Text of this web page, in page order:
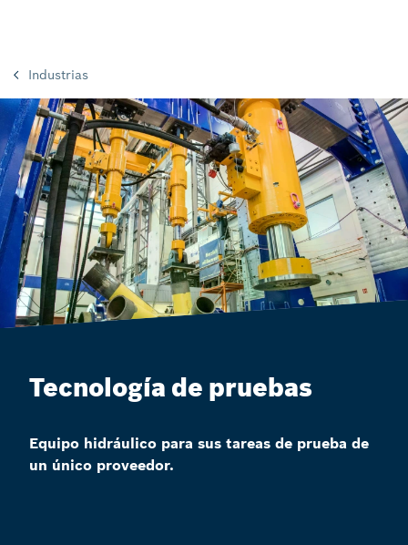
Industrias
Tecnología de pruebas
Equipo hidráulico para sus tareas de prueba de
un único proveedor.